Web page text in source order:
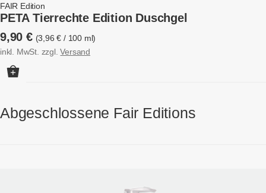
FAIR Edition
PETA Tierrechte Edition Duschgel
9,90 € 3,96€ / 100 ml
inkl. MwSt. zzgl.Versand
Abgeschlossene Fair Editions